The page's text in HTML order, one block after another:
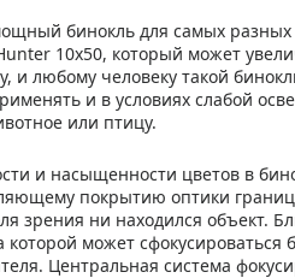
бинокль для самых разных
10x50, который может
и любому человеку такой
и в условиях слабой
или птицу.
и насыщенности цветов в
покрытию оптики
зрения ни находился объект.
которой может
Центральная система